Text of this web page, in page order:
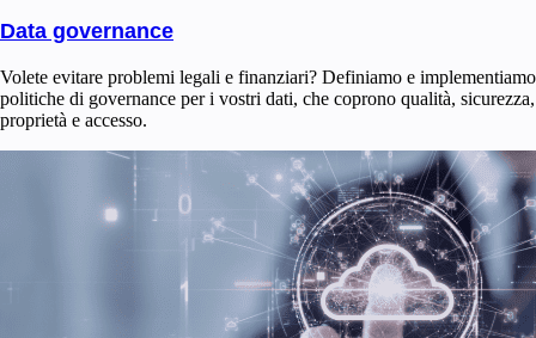
Data governance
Volete evitare problemi legali e finanziari? Definiamo e implementiamo
politiche di governance per i vostri dati, che coprono qualità, sicurezza,
proprietà e accesso.